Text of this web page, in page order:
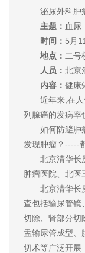
泌尿外科肿瘤
主题： 血
时间： 5月
地点： 二号
人员： 北京
内容： 健康
近年来,在人
列腺癌的发病率
如何防避肿瘤
发现肿瘤？-----
北京清华长庚
肿瘤医院、北医
北京清华长庚
查包括输尿管镜
切除、肾部分切
盂输尿管成型、
切术等广泛开展